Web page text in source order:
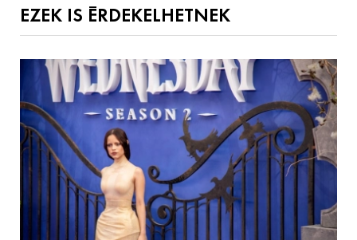
EZEK IS ÉRDEKELHETNEK